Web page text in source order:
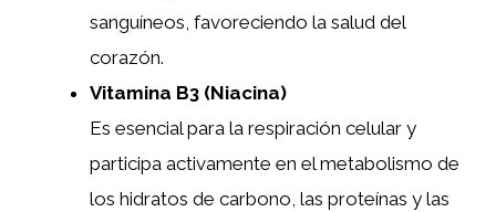
sanguíneos, favoreciendo la salud del
corazón.
Vitamina B3 (Niacina)
Es esencial para la respiración celular y
participa activamente en el metabolismo de
los hidratos de carbono, las proteínas y las